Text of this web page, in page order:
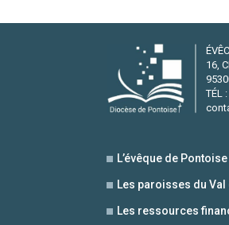
16,
TÉL
L’évêque de Pontoise
Les paroisses du Val
Les ressources